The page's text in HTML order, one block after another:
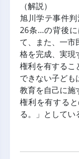
（解説）
旭川学テ事件
26条…の背後に
て、また、一市
格を完成、実現
権利を有するこ
できない子ども
教育を自己に施
権利を有する
る。」としてい